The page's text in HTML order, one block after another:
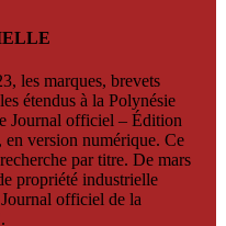
les marques, brevets
étendus à la Polynésie
Journal officiel – Édition
version numérique. Ce
par titre. De mars
propriété industrielle
officiel de la